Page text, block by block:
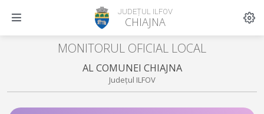
JUDEȚUL ILFOV
CHIAJNA
MONITORUL OFICIAL LOCAL
AL COMUNEI CHIAJNA
Județul ILFOV